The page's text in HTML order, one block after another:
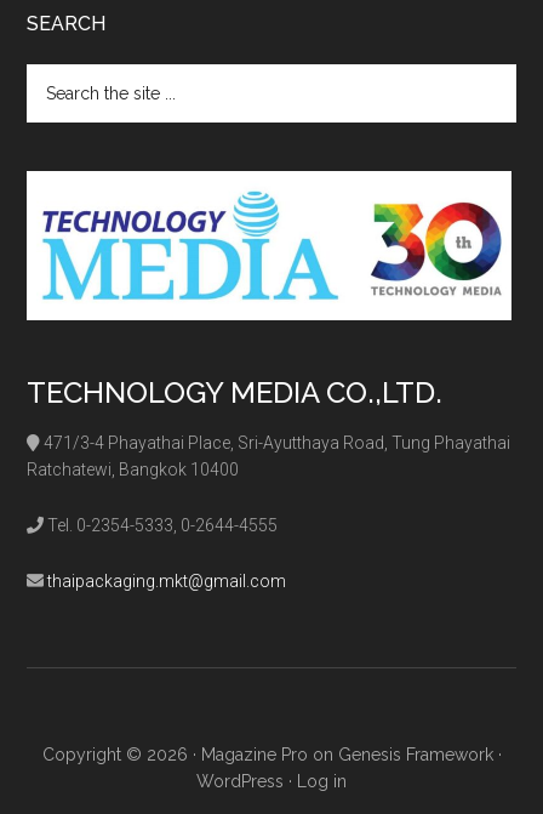
SEARCH
the
TECHNOLOGY MEDIA CO.,LTD.
471/3-4 Phayathai Place, Sri-Ayutthaya Road, Tung Phayathai
Ratchatewi, Bangkok 10400
Tel. 0-2354-5333, 0-2644-4555
thaipackaging.mkt@gmail.com
Copyright © 2026 · Magazine Pro on Genesis Framework·
WordPress · Log in